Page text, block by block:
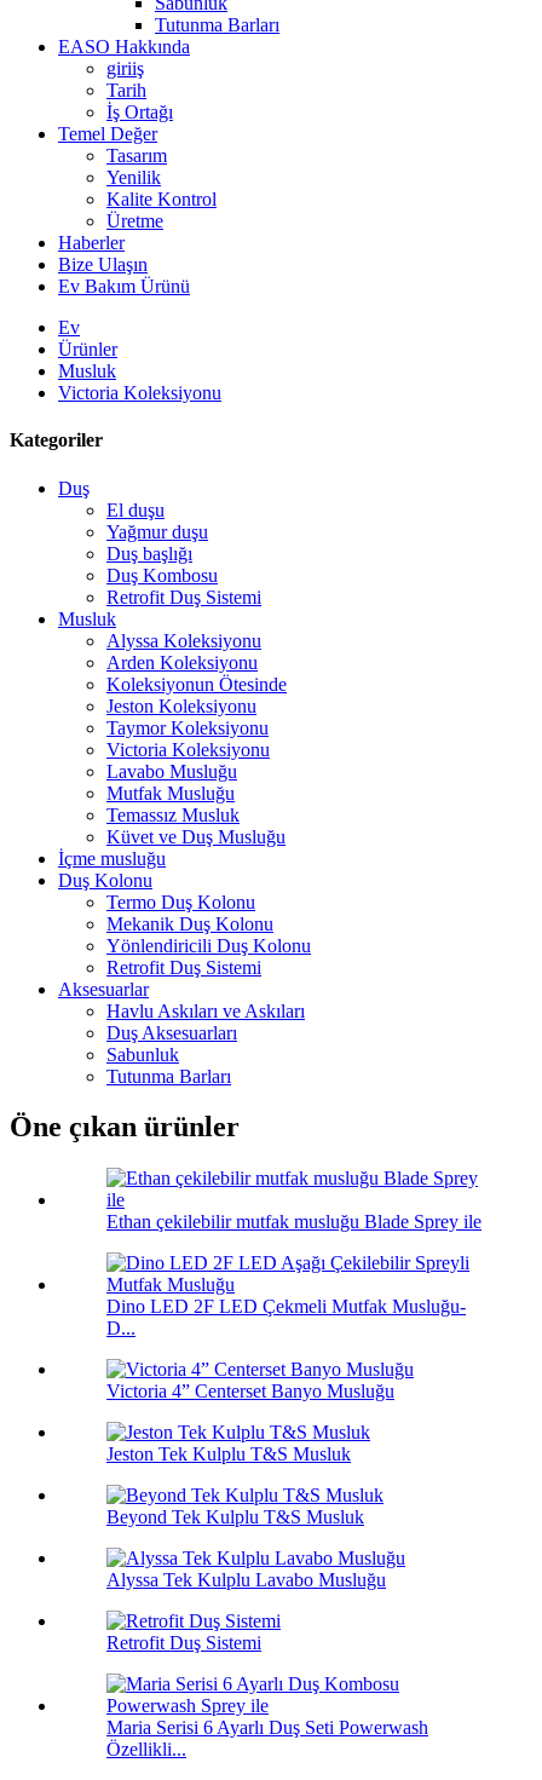
Tutunma Barları
EASO Hakkında
giriiş
Tarih
İş Ortağı
Temel Değer
Tasarım
Yenilik
Kalite Kontrol
Üretme
Haberler
Bize Ulaşın
Ev Bakım Ürünü
Ev
Ürünler
Musluk
Victoria Koleksiyonu
Kategoriler
Duş
El duşu
Yağmur duşu
Duş başlığı
Duş Kombosu
Retrofit Duş Sistemi
Musluk
Alyssa Koleksiyonu
Arden Koleksiyonu
Koleksiyonun Ötesinde
Jeston Koleksiyonu
Taymor Koleksiyonu
Victoria Koleksiyonu
Lavabo Musluğu
Mutfak Musluğu
Temassız Musluk
Küvet ve Duş Musluğu
İçme musluğu
Duş Kolonu
Termo Duş Kolonu
Mekanik Duş Kolonu
Yönlendiricili Duş Kolonu
Retrofit Duş Sistemi
Aksesuarlar
Havlu Askıları ve Askıları
Duş Aksesuarları
Sabunluk
Tutunma Barları
Öne çıkan ürünler
Ethan çekilebilir mutfak musluğu Blade Sprey ile
Dino LED 2F LED Çekmeli Mutfak Musluğu-
D...
Victoria 4” Centerset Banyo Musluğu
Jeston Tek Kulplu T&S Musluk
Beyond Tek Kulplu T&S Musluk
Alyssa Tek Kulplu Lavabo Musluğu
Retrofit Duş Sistemi
Maria Serisi 6 Ayarlı Duş Seti Powerwash
Özellikli...